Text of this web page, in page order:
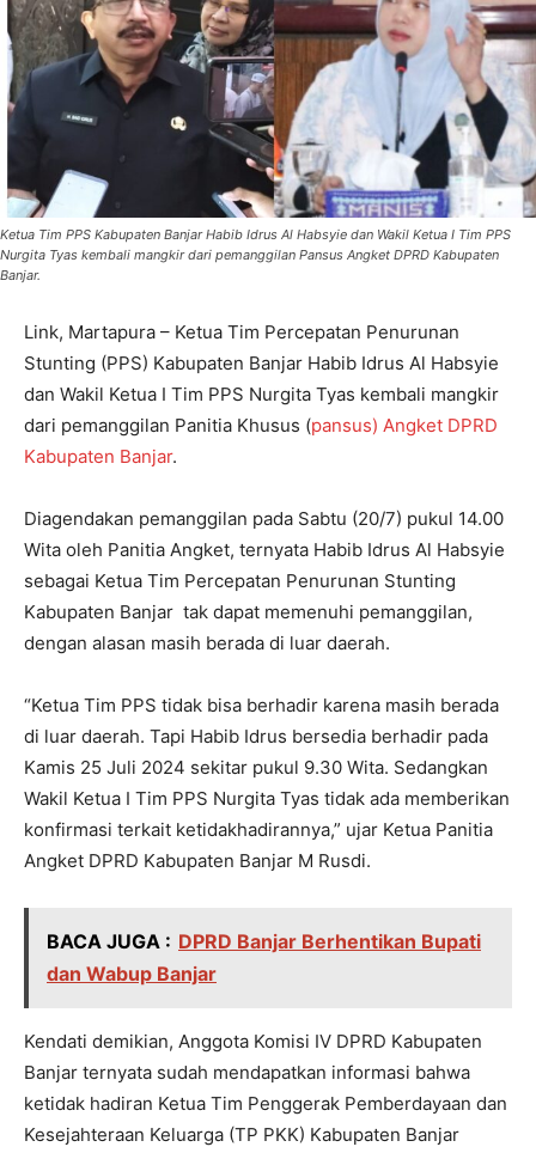
Ketua Tim PPS Kabupaten Banjar Habib Idrus Al Habsyie dan Wakil Ketua I Tim PPS
Nurgita Tyas kembali mangkir dari pemanggilan Pansus Angket DPRD Kabupaten
Banjar.
Link, Martapura – Ketua Tim Percepatan Penurunan
Stunting (PPS) Kabupaten Banjar Habib Idrus Al Habsyie
dan Wakil Ketua I Tim PPS Nurgita Tyas kembali mangkir
dari pemanggilan Panitia Khusus (pansus) Angket DPRD
Kabupaten Banjar.
Diagendakan pemanggilan pada Sabtu (20/7) pukul 14.00
Wita oleh Panitia Angket, ternyata Habib Idrus Al Habsyie
sebagai Ketua Tim Percepatan Penurunan Stunting
Kabupaten Banjar tak dapat memenuhi pemanggilan,
dengan alasan masih berada di luar daerah.
“Ketua Tim PPS tidak bisa berhadir karena masih berada
di luar daerah. Tapi Habib Idrus bersedia berhadir pada
Kamis 25 Juli 2024 sekitar pukul 9.30 Wita. Sedangkan
Wakil Ketua I Tim PPS Nurgita Tyas tidak ada memberikan
konfirmasi terkait ketidakhadirannya,” ujar Ketua Panitia
Angket DPRD Kabupaten Banjar M Rusdi.
BACA JUGA : DPRD Banjar Berhentikan Bupati
dan Wabup Banjar
Kendati demikian, Anggota Komisi IV DPRD Kabupaten
Banjar ternyata sudah mendapatkan informasi bahwa
ketidak hadiran Ketua Tim Penggerak Pemberdayaan dan
Kesejahteraan Keluarga (TP PKK) Kabupaten Banjar